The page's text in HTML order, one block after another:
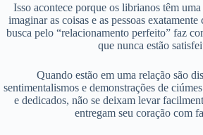
Isso acontece porque os librianos têm
imaginar as coisas e as pessoas
busca pelo “relacionamento perfeito” faz
que nunca estão
Quando estão em uma relação são
sentimentalismos e demonstrações de
e dedicados, não se deixam levar
entregam seu coração com